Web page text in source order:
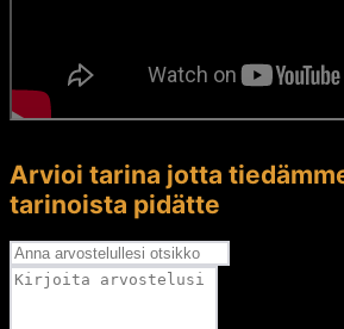
Arvioi tarina jotta
tarinoista pidätte